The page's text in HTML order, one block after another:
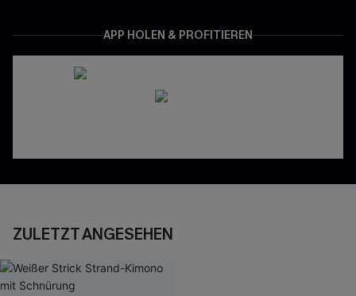
APP HOLEN & PROFITIEREN
ZULETZT ANGESEHEN